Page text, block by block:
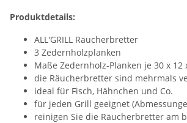
Produktdetails:
ALL'GRILL Räucherbretter
3 Zedernholzplanken
Maße Zedernholz-Planken je 30 x 12
die Räucherbretter sind mehrmals
ideal für Fisch, Hähnchen und Co.
für jeden Grill geeignet
reinigen Sie die Räucherbretter am